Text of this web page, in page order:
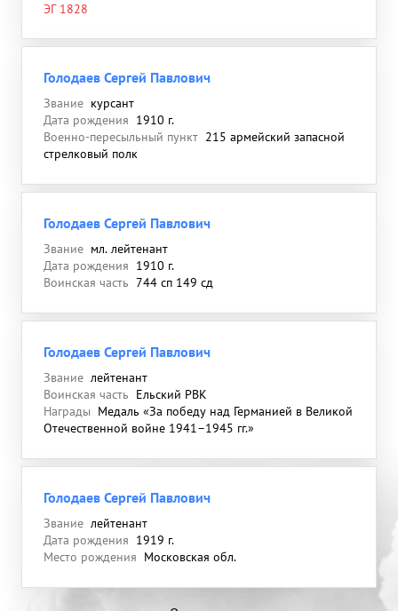
ЭГ 1828
Голодаев Сергей Павлович
Звание курсант
Дата рождения 1910 г.
Военно-пересыльный пункт 215 армейский запасной
стрелковый полк
Голодаев Сергей Павлович
Звание мл. лейтенант
Дата рождения 1910 г.
Воинская часть 744 сп 149 сд
Голодаев Сергей Павлович
Звание лейтенант
Воинская часть Ельский РВК
Награды Медаль «За победу над Германией в Великой
Отечественной войне 1941–1945 гг.»
Голодаев Сергей Павлович
Звание лейтенант
Дата рождения 1919 г.
Место рождения Московская обл.